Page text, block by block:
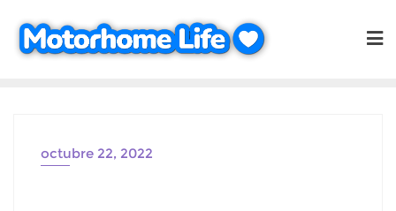
contenido
octubre 22, 2022